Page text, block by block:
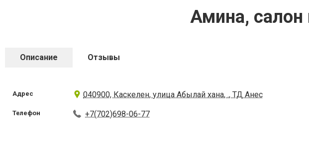
Амина, салон
Описание Отзывы
Адрес 040900, Каскелен, улица Абылай хана, ., ТД Анес
Телефон +7(702)698-06-77